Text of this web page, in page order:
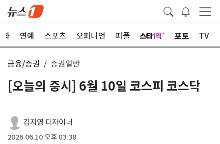
화 연예 스포츠 오피니언 피플 포토 TV
금융/증권 증권일반
[오늘의 증시] 6월 10일 코스피 코스닥
김지영 디자이너
2026.06.10 오후 03:38